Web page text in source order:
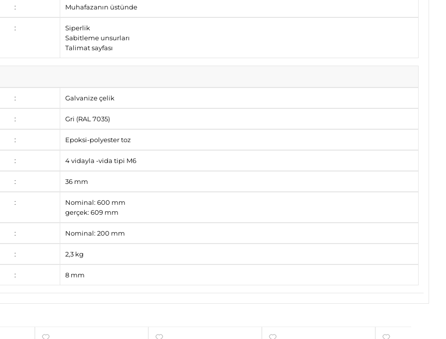
: Muhafazanın üstünde
:
Siperlik
Sabitleme unsurları
Talimat sayfası
: Galvanize çelik
: Gri (RAL 7035)
: Epoksi-polyester toz
: 4 vidayla -vida tipi M6
: 36 mm
:
Nominal: 600 mm
gerçek: 609 mm
: Nominal: 200 mm
: 2,3 kg
: 8 mm